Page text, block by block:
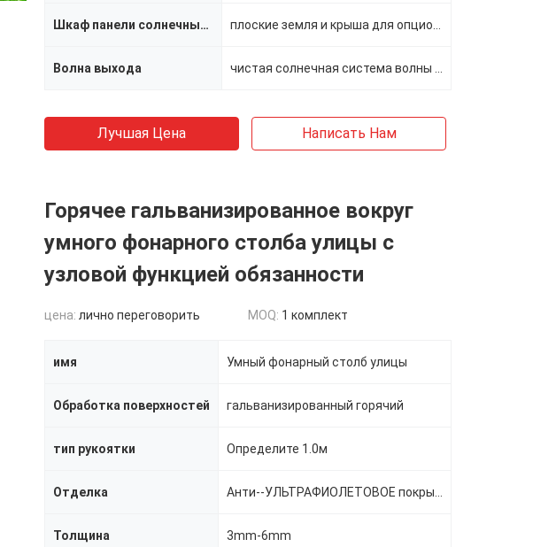
Шкаф панели солнечных батарей
Волна выхода
Лучшая Цена Написать Нам
Горячее гальванизированное вокруг
умного фонарного столба улицы с
узловой функцией обязанности
цена: лично переговорить MOQ: 1 комплект
имя Умный фонарный столб улицы
Обработка поверхностей гальванизированный горячий
тип рукоятки Определите 1.0м
Отделка
Толщина 3mm-6mm